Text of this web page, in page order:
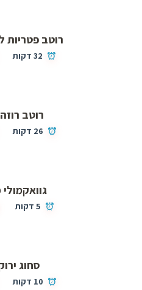
רוטב פטריות
32 דקות
רוטב
26 דקות
5 דקות
סחוג
10 דקות